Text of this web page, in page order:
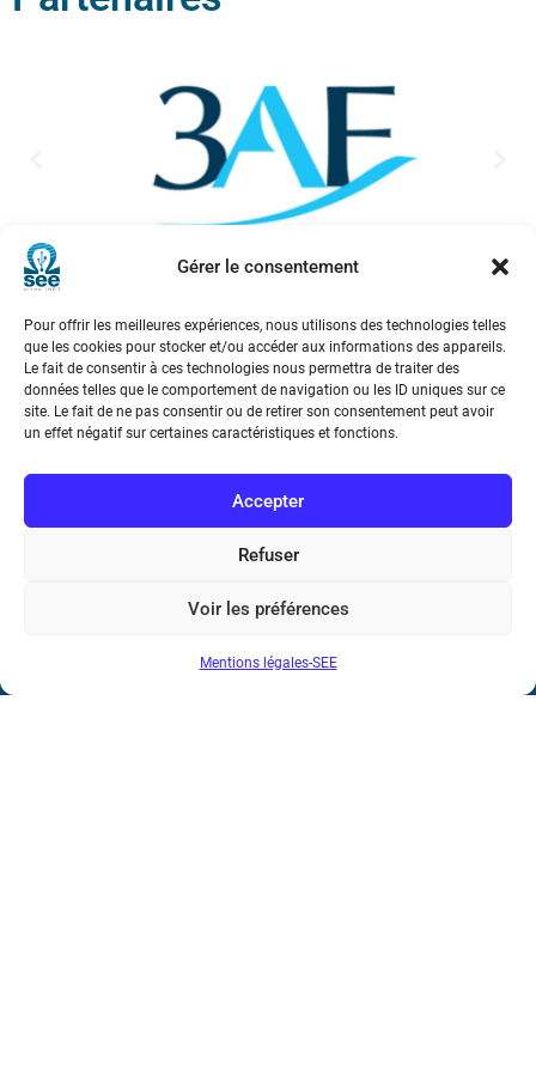
Gérer le consentement
Pour offrir les meilleures expériences, nous utilisons des technologies telles
que les cookies pour stocker et/ou accéder aux informations des appareils.
Le fait de consentir à ces technologies nous permettra de traiter des
données telles que le comportement de navigation ou les ID uniques sur ce
site. Le fait de ne pas consentir ou de retirer son consentement peut avoir
un effet négatif sur certaines caractéristiques et fonctions.
Accepter
Refuser
Voir les préférences
Mentions légales-SEE
Voir tous les partenaires
Société de l’Electricité, de l’Electronique et des Technologies